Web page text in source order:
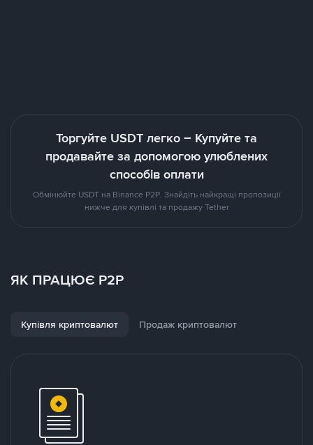
Торгуйте USDT легко – Купуйте та
продавайте за допомогою улюблених
способів оплати
Обмінюйте USDT на Binance P2P. Знайдіть найкращі пропозиції
нижче для купівлі та продажу Tether
ЯК ПРАЦЮЄ P2P
Купівля криптовалют Продаж криптовалют